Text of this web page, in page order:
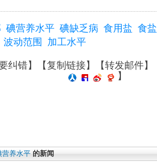
碘营养水平 碘缺乏病 食用盐 食盐
波动范围 加工水平
纠错】【复制链接】【转发邮件】
】
营养水平 的新闻